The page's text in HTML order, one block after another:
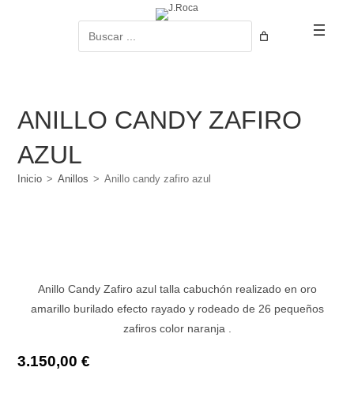
ANILLO CANDY ZAFIRO
AZUL
Inicio > Anillos > Anillo candy zafiro azul
Anillo Candy Zafiro azul talla cabuchón realizado en oro
amarillo burilado efecto rayado y rodeado de 26 pequeños
zafiros color naranja .
3.150,00€